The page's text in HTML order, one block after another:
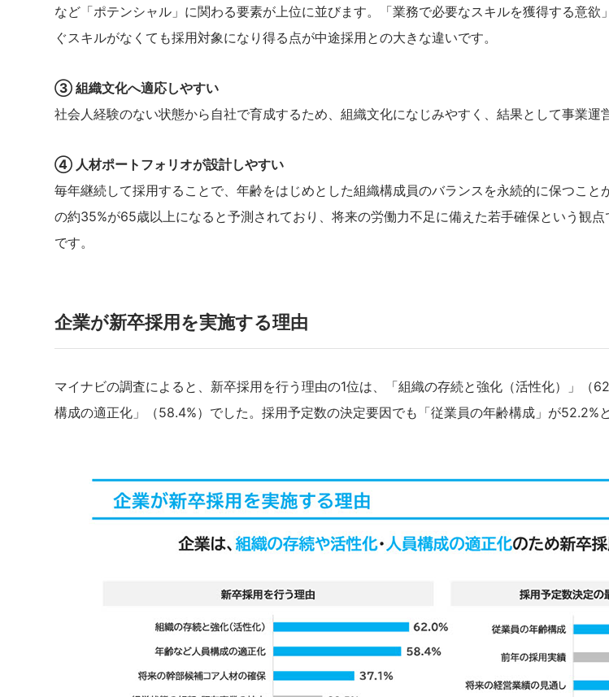
など「ポテンシャル」に関わる要素が上位に並びます。「業務で必要なスキルを獲得する意欲
ぐスキルがなくても採用対象になり得る点が中途採用との大きな違いです。
③ 組織文化へ適応しやすい
社会人経験のない状態から自社で育成するため、組織文化になじみやすく、結果として事業運
④ 人材ポートフォリオが設計しやすい
毎年継続して採用することで、年齢をはじめとした組織構成員のバランスを永続的に保つこ
の約35%が65歳以上になると予測されており、将来の労働力不足に備えた若手確保という観
です。
企業が新卒採用を実施する理由
マイナビの調査によると、新卒採用を行う理由の1位は、「組織の存続と強化（活性化）」（
構成の適正化」（58.4%）でした。採用予定数の決定要因でも「従業員の年齢構成」が52.2%と